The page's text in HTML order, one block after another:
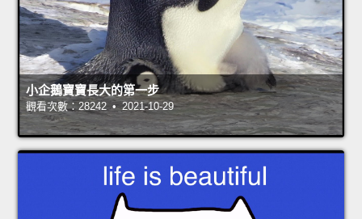
小企鵝寶寶長大的第一步
觀看次數：28242 • 2021-10-29